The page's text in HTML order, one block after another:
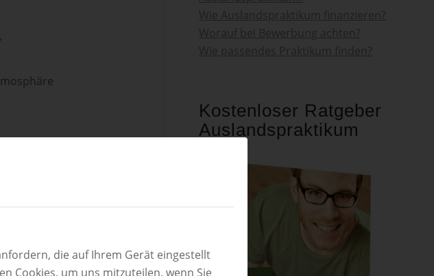
die auf Ihrem Gerät eingestellt
Cookies, um uns mitzuteilen, wenn Sie
Kostenloser Ratgeber
Auslandspraktikum